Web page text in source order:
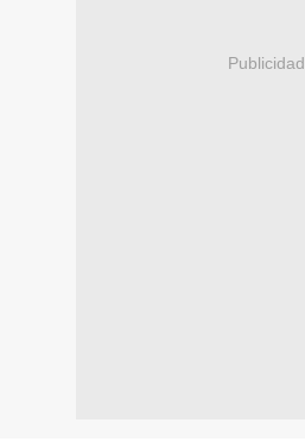
Publicidad